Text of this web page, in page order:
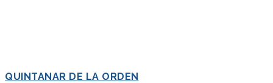
QUINTANAR DE LA ORDEN